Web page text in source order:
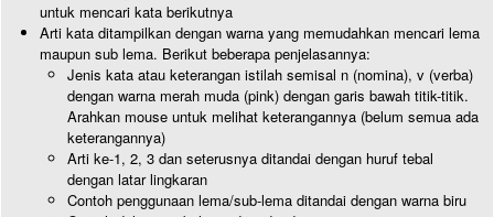
untuk mencari kata berikutnya
Arti kata ditampilkan dengan warna yang memudahkan mencari lema
maupun sub lema. Berikut beberapa penjelasannya:
Jenis kata atau keterangan istilah semisal n (nomina), v (verba)
dengan warna merah muda (pink) dengan garis bawah titik-titik.
Arahkan mouse untuk melihat keterangannya (belum semua ada
keterangannya)
Arti ke-1, 2, 3 dan seterusnya ditandai dengan huruf tebal
dengan latar lingkaran
Contoh penggunaan lema/sub-lema ditandai dengan warna biru